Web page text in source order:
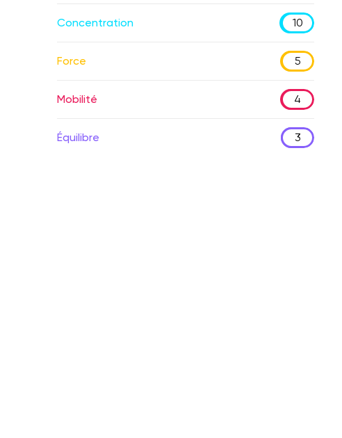
Concentration 10
Force 5
Mobilité 4
Équilibre 3